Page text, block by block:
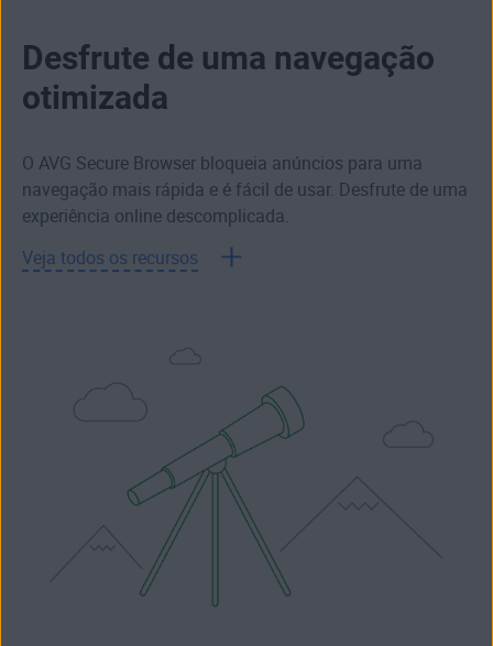
Desfrute de uma navegação
otimizada
O AVG Secure Browser bloqueia anúncios para uma
navegação mais rápida e é fácil de usar. Desfrute de uma
experiência online descomplicada.
Veja todos os recursos